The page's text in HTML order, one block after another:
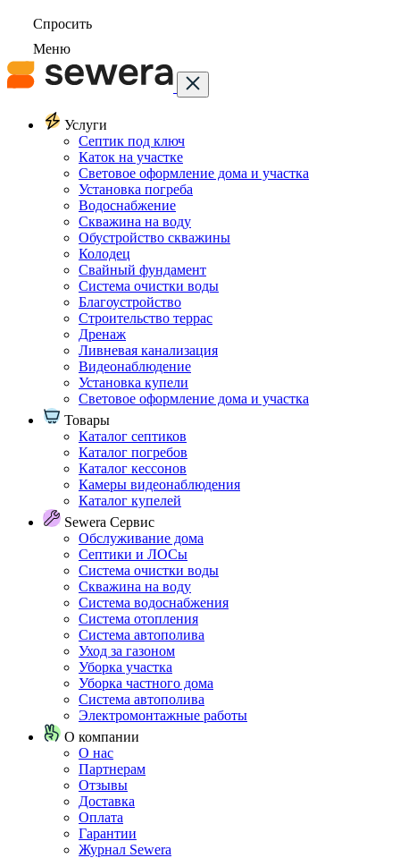
Спросить
Меню
Услуги
Септик под ключ
Каток на участке
Световое оформление дома и участка
Установка погреба
Водоснабжение
Скважина на воду
Обустройство скважины
Колодец
Свайный фундамент
Система очистки воды
Благоустройство
Строительство террас
Дренаж
Ливневая канализация
Видеонаблюдение
Установка купели
Световое оформление дома и участка
Товары
Каталог септиков
Каталог погребов
Каталог кессонов
Камеры видеонаблюдения
Каталог купелей
Sewera Сервис
Обслуживание дома
Септики и ЛОСы
Система очистки воды
Скважина на воду
Система водоснабжения
Система отопления
Система автополива
Уход за газоном
Уборка участка
Уборка частного дома
Система автополива
Электромонтажные работы
О компании
О нас
Партнерам
Отзывы
Доставка
Оплата
Гарантии
Журнал Sewera